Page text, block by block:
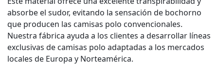
absorbe el sudor, evitando la sensación de bochorno
que producen las camisas polo convencionales.
Nuestra fábrica ayuda a los clientes a desarrollar líneas
exclusivas de camisas polo adaptadas a los mercados
locales de Europa y Norteamérica.